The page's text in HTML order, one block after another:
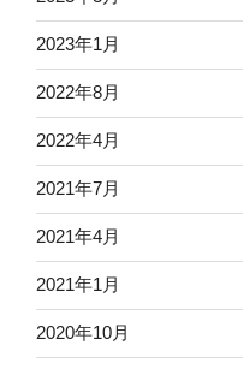
2023年1月
2022年8月
2022年4月
2021年7月
2021年4月
2021年1月
2020年10月